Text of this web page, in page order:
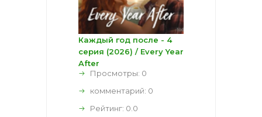
Каждый год после - 4
серия (2026) / Every Year
After
Просмотры: 0
комментарий: 0
Рейтинг: 0.0